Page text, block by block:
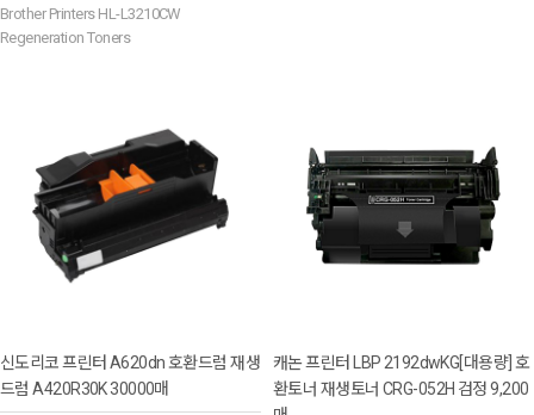
Brother Printers HL-L3210CW
Regeneration Toners
신도리코 프린터 A620dn 호환드럼 재생
드럼 A420R30K 30000매
캐논 프린터 LBP 2192dwKG[대용량] 호
환토너 재생토너 CRG-052H 검정 9,200